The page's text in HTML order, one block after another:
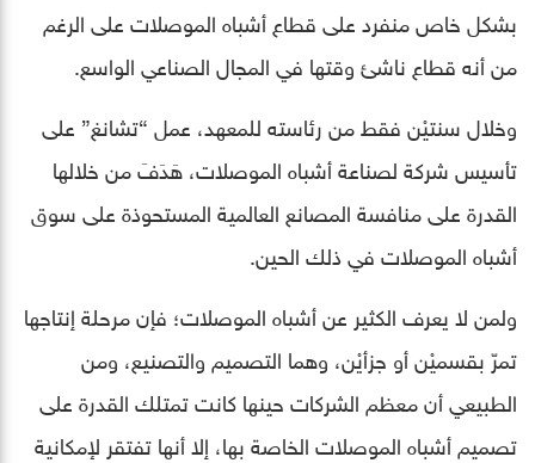
بشكل خاص منفرد على قطاع أشباه الموصلات على الرغم
من أنه قطاع ناشئ وقتها في المجال الصناعي الواسع.
وخلال سنتيْن فقط من رئاسته للمعهد، عمل “تشانغ” على
تأسيس شركة لصناعة أشباه الموصلات، هَدَفَ من خلالها
القدرة على منافسة المصانع العالمية المستحوذة على سوق
أشباه الموصلات في ذلك الحين.
ولمن لا يعرف الكثير عن أشباه الموصلات؛ فإن مرحلة إنتاجها
تمرّ بقسميْن أو جزأيْن، وهما التصميم والتصنيع، ومن
الطبيعي أن معظم الشركات حينها كانت تمتلك القدرة على
تصميم أشباه الموصلات الخاصة بها، إلا أنها تفتقر لإمكانية